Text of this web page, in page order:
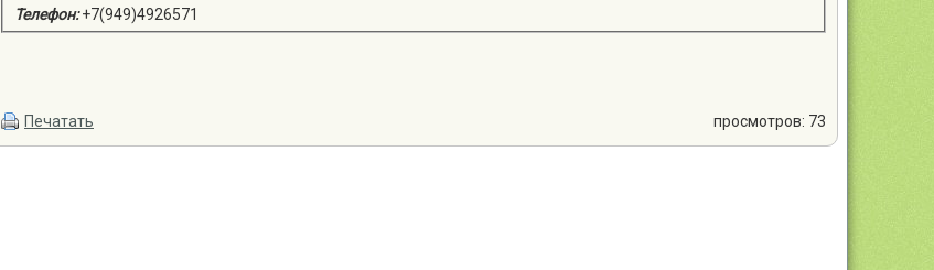
Телефон: +7(949)4926571
Печатать просмотров: 73